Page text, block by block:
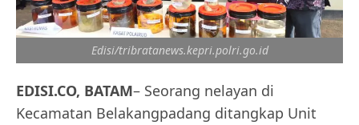
Edisi/tribratanews.kepri.polri.go.id
EDISI.CO, BATAM– Seorang nelayan di
Kecamatan Belakangpadang ditangkap Unit